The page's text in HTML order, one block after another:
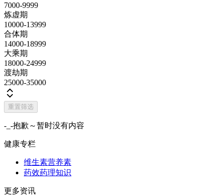
7000-9999
炼虚期
10000-13999
合体期
14000-18999
大乘期
18000-24999
渡劫期
25000-35000
重置筛选
-_-抱歉～暂时没有内容
健康专栏
维生素营养素
药效药理知识
更多资讯